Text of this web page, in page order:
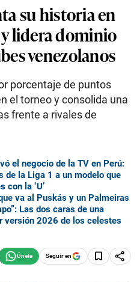
su historia en
lidera dominio
venezolanos
porcentaje de puntos
el torneo y consolida una
frente a rivales de
el negocio de la TV en Perú:
de la Liga 1 a un modelo que
la ‘U’
va al Puskás y un Palmeiras
Las dos caras de una
versión 2026 de los celestes
Seguir en